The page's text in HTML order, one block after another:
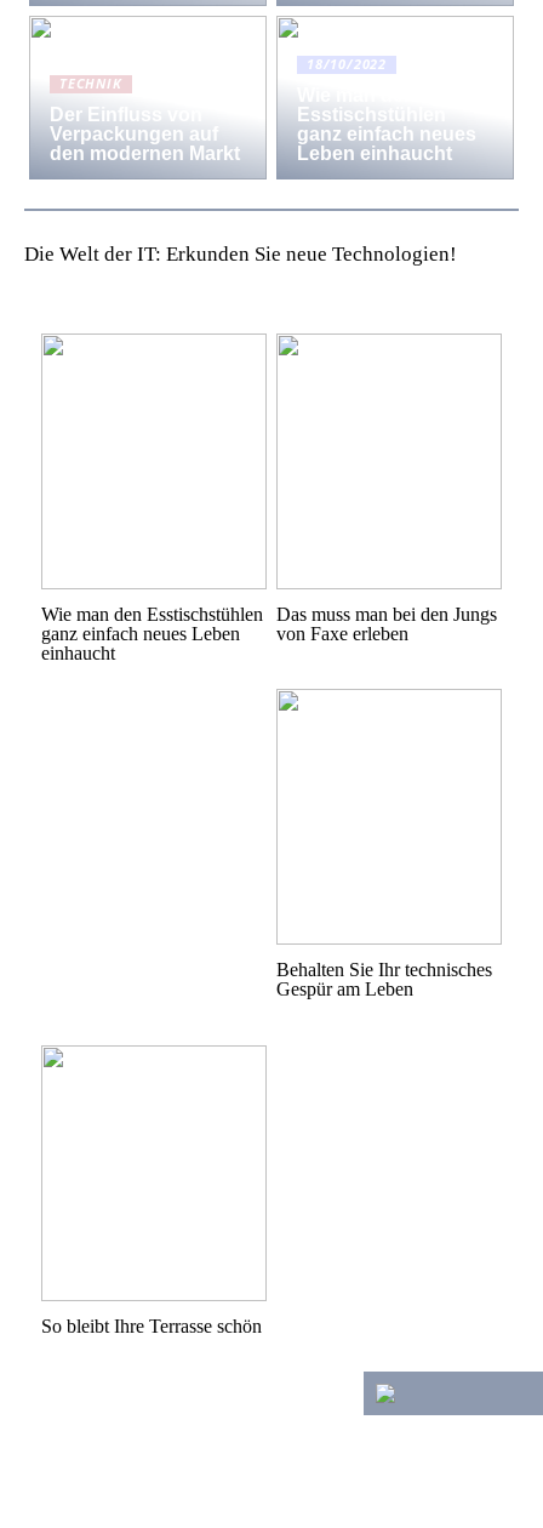
TECHNIK
Der Einfluss von
Verpackungen auf
den modernen Markt
18/10/2022
Esstischstühlen
ganz einfach neues
Leben einhaucht
Die Welt der IT: Erkunden Sie neue Technologien!
Wie man den Esstischstühlen
ganz einfach neues Leben
einhaucht
Das muss man bei den Jungs
von Faxe erleben
Behalten Sie Ihr technisches
Gespür am Leben
So bleibt Ihre Terrasse schön